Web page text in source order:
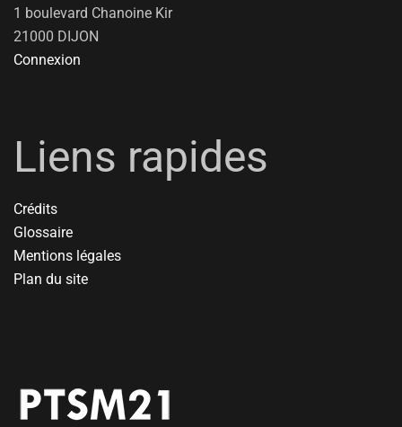
1 boulevard Chanoine Kir
21000 DIJON
Connexion
Liens rapides
Crédits
Glossaire
Mentions légales
Plan du site